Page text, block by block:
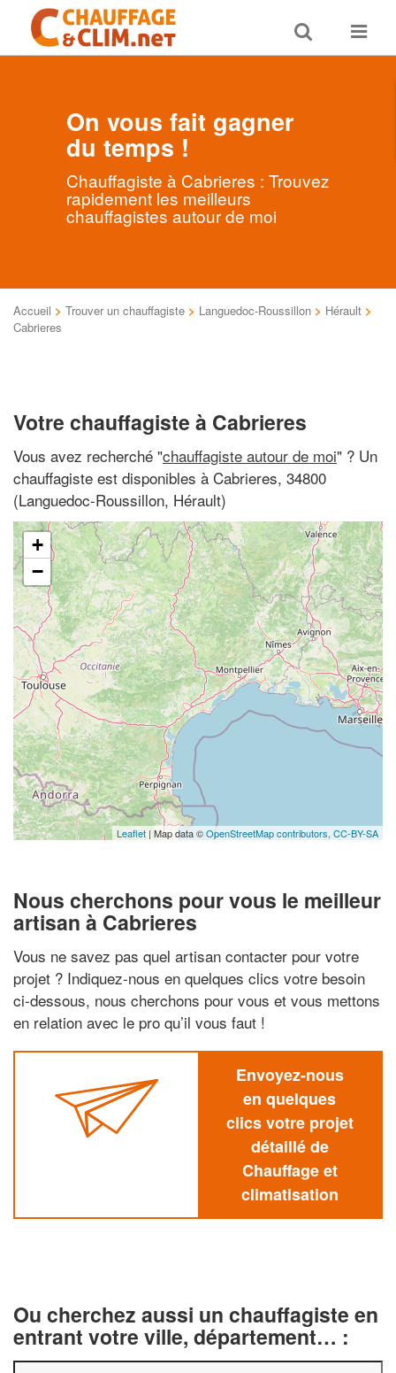
Toggle
search
Toggle
On vous fait gagner
du temps !
Chauffagiste à Cabrieres : Trouvez
rapidement les meilleurs
chauffagistes autour de moi
Accueil > Trouver un chauffagiste > Languedoc-Roussillon > Hérault >
Cabrieres
Votre chauffagiste à Cabrieres
Vous avez recherché "chauffagiste autour de moi" ? Un
chauffagiste est disponibles à Cabrieres, 34800
(Languedoc-Roussillon, Hérault)
+
−
Leaflet| Map data ©OpenStreetMap contributors, CC-BY-SA
Nous cherchons pour vous le meilleur
artisan à Cabrieres
Vous ne savez pas quel artisan contacter pour votre
projet ? Indiquez-nous en quelques clics votre besoin
ci-dessous, nous cherchons pour vous et vous mettons
en relation avec le pro qu’il vous faut !
Envoyez-nous
en quelques
clics votre projet
détaillé de
Chauffage et
climatisation
Ou cherchez aussi un chauffagiste en
entrant votre ville, département… :